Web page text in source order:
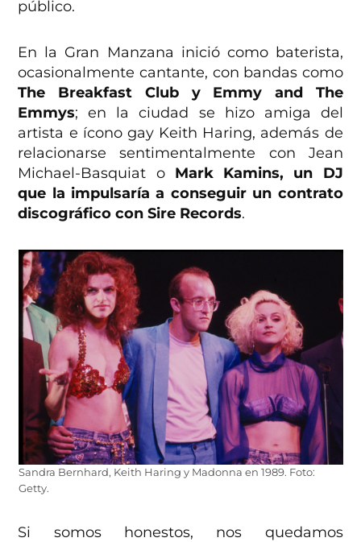
público.
En la Gran Manzana inició como baterista,
ocasionalmente cantante, con bandas como
The Breakfast Club y Emmy and The
Emmys; en la ciudad se hizo amiga del
artista e ícono gay Keith Haring, además de
relacionarse sentimentalmente con Jean
Michael-Basquiat o Mark Kamins, un DJ
que la impulsaría a conseguir un contrato
discográfico con Sire Records.
Sandra Bernhard, Keith Haring y Madonna en 1989. Foto:
Getty.
Si somos honestos, nos quedamos